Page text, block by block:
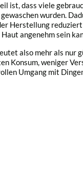
ist, dass viele
wurden.
Herstellung
angenehm sein
also mehr als nur
Konsum, weniger
Umgang mit